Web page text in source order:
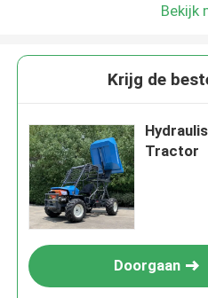
Bekijk
Krijg de
Tractor
Doorgaan